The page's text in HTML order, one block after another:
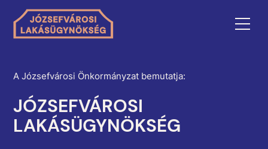
A Józsefvárosi Önkormányzat bemutatja:
JÓZSEFVÁROSI
LAKÁSÜGYNÖKSÉG